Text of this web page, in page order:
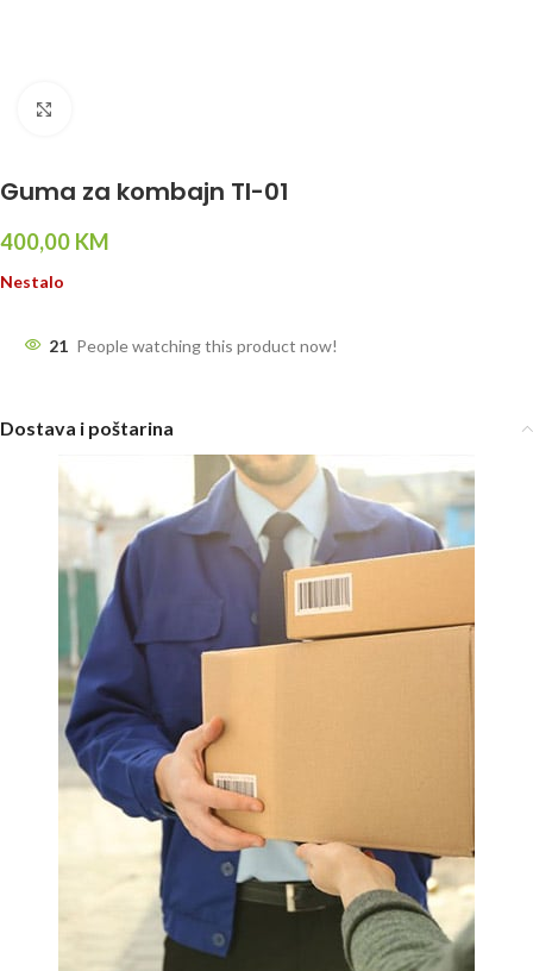
Guma za kombajn TI-01
400,00 KM
Nestalo
21 People watching this product now!
Dostava i poštarina